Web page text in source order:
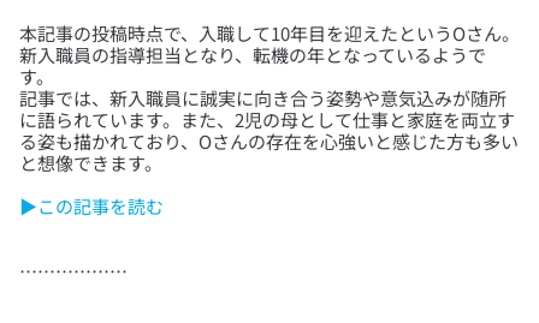
本記事の投稿時点で、入職して10年目を迎えたというOさん。
新入職員の指導担当となり、転機の年となっているようで
す。
記事では、新入職員に誠実に向き合う姿勢や意気込みが随所
に語られています。また、2児の母として仕事と家庭を両立す
る姿も描かれており、Oさんの存在を心強いと感じた方も多い
▶この記事を読む